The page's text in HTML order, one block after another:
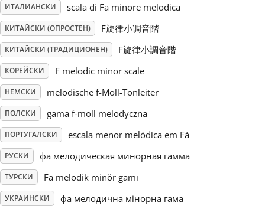
Svenska
Tiếng Việt
Türkçe
Українська
简体中文
繁體中文
ИТАЛИАНСКИ scala di Fa minore melodica
КИТАЙСКИ (ОПРОСТЕН) F旋律小调音階
КИТАЙСКИ (ТРАДИЦИОНЕН) F旋律小調音階
КОРЕЙСКИ F melodic minor scale
НЕМСКИ melodische f-Moll-Tonleiter
ПОЛСКИ gama f-moll melodyczna
ПОРТУГАЛСКИ escala menor melódica em Fá
РУСКИ фа мелодическая минорная гамма
ТУРСКИ Fa melodik minör gamı
УКРАИНСКИ фа мелодична мінорна гама